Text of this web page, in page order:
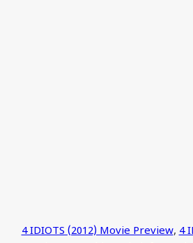
4 IDIOTS (2012) Movie Preview,4